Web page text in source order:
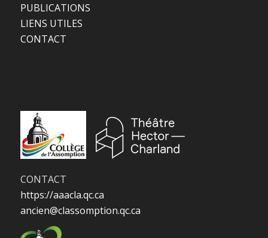
PUBLICATIONS
LIENS UTILES
CONTACT
CONTACT
https://aaacla.qc.ca
ancien@classomption.qc.ca